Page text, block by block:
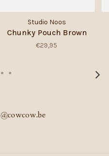
Studio Noos
Chunky Pouch Brown
€29,95
@cowcow.be